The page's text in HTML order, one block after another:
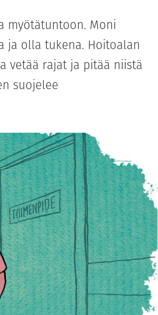
myötätuntoon. Moni
ja olla tukena. Hoitoalan
vetää rajat ja pitää niistä
suojelee